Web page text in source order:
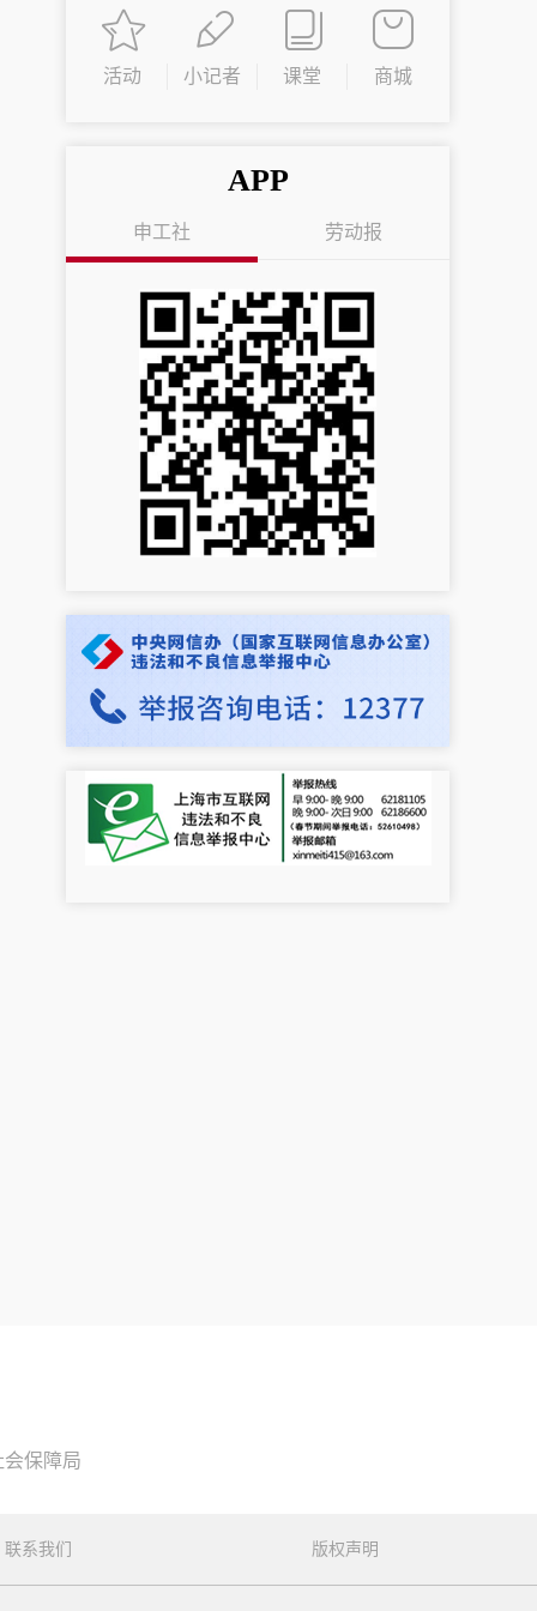
活动 小记者 课堂 商城
APP
申工社 劳动报
保障局
联系我们 版权声明